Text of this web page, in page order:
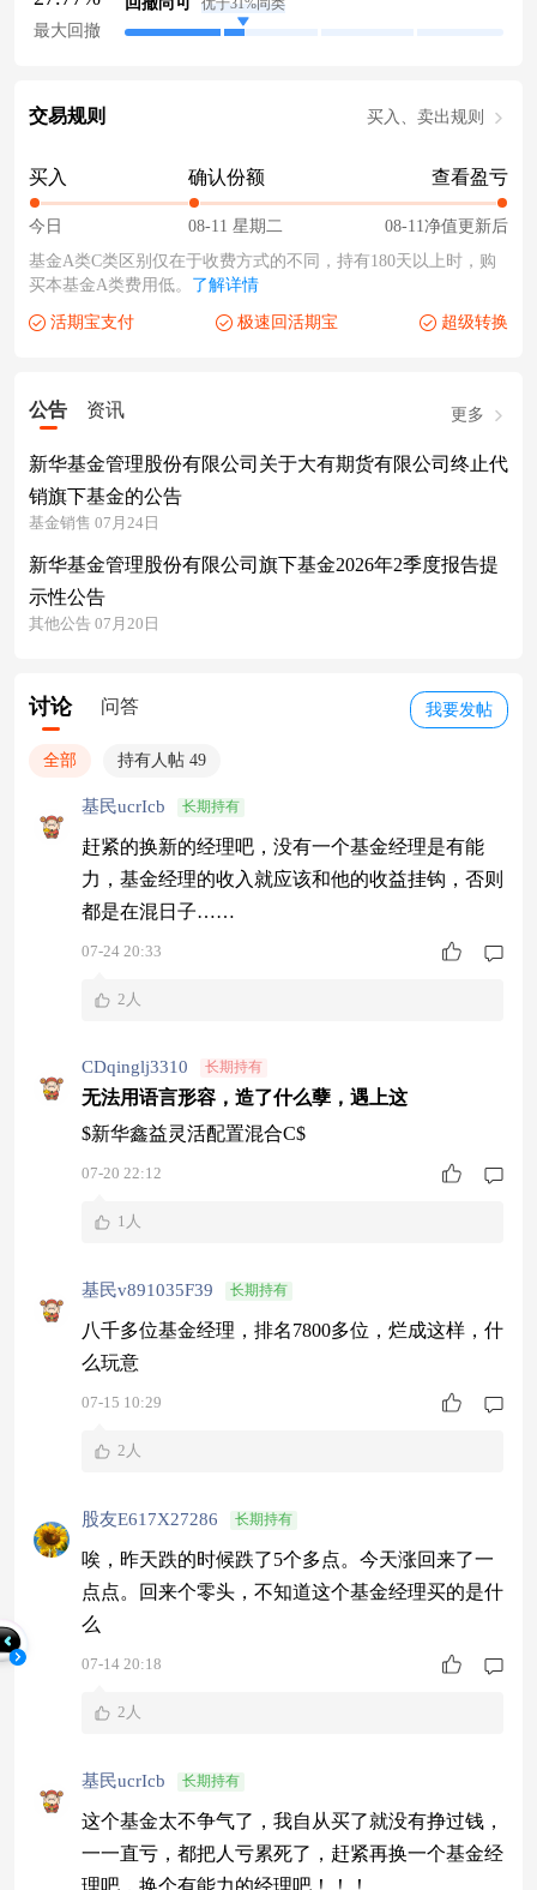
最大回撤
优于31%同类
交易规则 买入、卖出规则
买入
今日
确认份额
08-11 星期二
查看盈亏
08-11净值更新后
基金A类C类区别仅在于收费方式的不同，持有180天以上时，购
买本基金A类费用低。 了解详情
活期宝支付 极速回活期宝 超级转换
公告 资讯 更多
新华基金管理股份有限公司关于大有期货有限公司终止代
销旗下基金的公告
基金销售 07月24日
新华基金管理股份有限公司旗下基金2026年2季度报告提
示性公告
其他公告 07月20日
我要发帖
讨论 问答
全部 持有人帖 49
基民ucrIcb 长期持有
赶紧的换新的经理吧，没有一个基金经理是有能
力，基金经理的收入就应该和他的收益挂钩，否则
都是在混日子……
07-24 20:33
2人
CDqinglj3310 长期持有
无法用语言形容，造了什么孽，遇上这
$新华鑫益灵活配置混合C$
07-20 22:12
1人
基民v891035F39 长期持有
八千多位基金经理，排名7800多位，烂成这样，什
么玩意
07-15 10:29
2人
股友E617X27286 长期持有
唉，昨天跌的时候跌了5个多点。今天涨回来了一
点点。回来个零头，不知道这个基金经理买的是什
么
07-14 20:18
2人
基民ucrIcb 长期持有
这个基金太不争气了，我自从买了就没有挣过钱，
一一直亏，都把人亏累死了，赶紧再换一个基金经